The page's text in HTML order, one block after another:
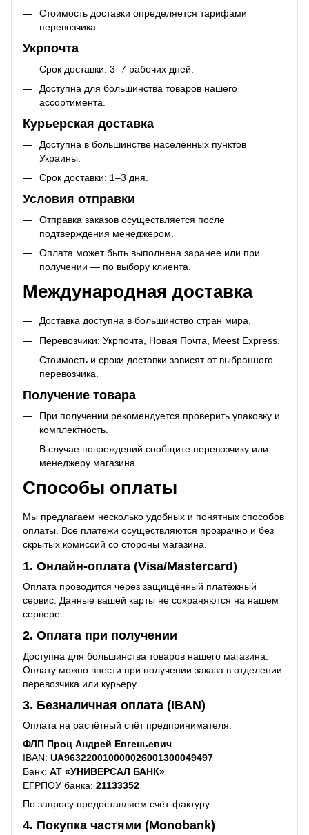
Стоимость доставки определяется тарифами
перевозчика.
Укрпочта
Срок доставки: 3–7 рабочих дней.
Доступна для большинства товаров нашего
ассортимента.
Курьерская доставка
Доступна в большинстве населённых пунктов
Украины.
Срок доставки: 1–3 дня.
Условия отправки
Отправка заказов осуществляется после
подтверждения менеджером.
Оплата может быть выполнена заранее или при
получении — по выбору клиента.
Международная доставка
Доставка доступна в большинство стран мира.
Перевозчики: Укрпочта, Новая Почта, Meest Express.
Стоимость и сроки доставки зависят от выбранного
перевозчика.
Получение товара
При получении рекомендуется проверить упаковку и
комплектность.
В случае повреждений сообщите перевозчику или
менеджеру магазина.
Способы оплаты
Мы предлагаем несколько удобных и понятных способов
оплаты. Все платежи осуществляются прозрачно и без
скрытых комиссий со стороны магазина.
1. Онлайн-оплата (Visa/Mastercard)
Оплата проводится через защищённый платёжный
сервис. Данные вашей карты не сохраняются на нашем
сервере.
2. Оплата при получении
Доступна для большинства товаров нашего магазина.
Оплату можно внести при получении заказа в отделении
перевозчика или курьеру.
3. Безналичная оплата (IBAN)
Оплата на расчётный счёт предпринимателя:
ФЛП Проц Андрей Евгеньевич
IBAN: UA963220010000026001300049497
Банк: АТ «УНИВЕРСАЛ БАНК»
ЕГРПОУ банка: 21133352
По запросу предоставляем счёт-фактуру.
4. Покупка частями (Monobank)